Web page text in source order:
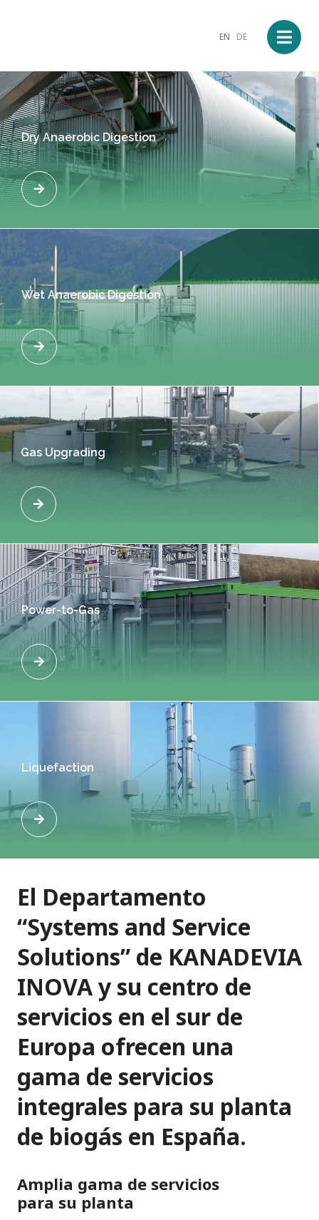
EN DE
Dry Anaerobic Digestion
Wet Anaerobic Digestion
Gas Upgrading
Power-to-Gas
Liquefaction
El Departamento
“Systems and Service
Solutions” de KANADEVIA
INOVA y su centro de
servicios en el sur de
Europa ofrecen una
gama de servicios
integrales para su planta
de biogás en España.
Amplia gama de servicios
para su planta